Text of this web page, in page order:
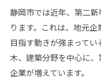
静岡市では近年、第二
ります。これは、地元
目指す動きが強まって
木、建築分野を中心に
企業が増えています。